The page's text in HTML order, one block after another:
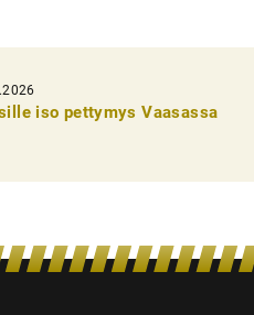
iso pettymys Vaasassa